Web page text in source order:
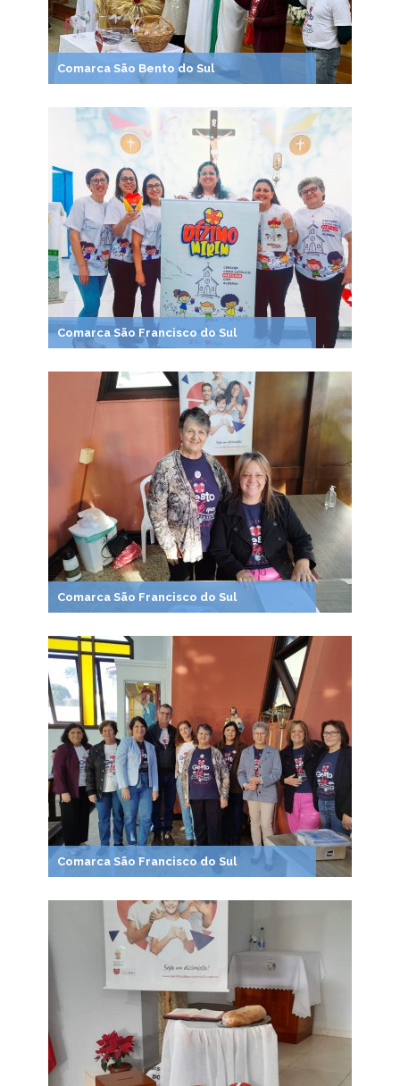
Comarca São Bento do Sul
Comarca São Francisco do Sul
Comarca São Francisco do Sul
Comarca São Francisco do Sul